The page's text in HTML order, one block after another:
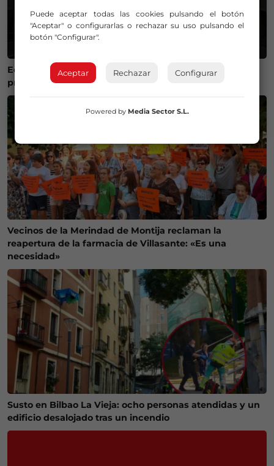
Eclipse total de Sol en agosto: Medina de Pomar se
prepara para un evento histórico
Vecinos de la Merindad de Montija reclaman la
reapertura de la farmacia de Villasante: «Es una
necesidad»
Susto en Bilbao La Vieja: ocho personas atendidas y un
edificio desalojado tras un incendio
Puede aceptar todas las cookies pulsando el botón
"Aceptar" o configurarlas o rechazar su uso pulsando el
botón "Configurar".
Aceptar Rechazar Configurar
Powered by Media Sector S.L.